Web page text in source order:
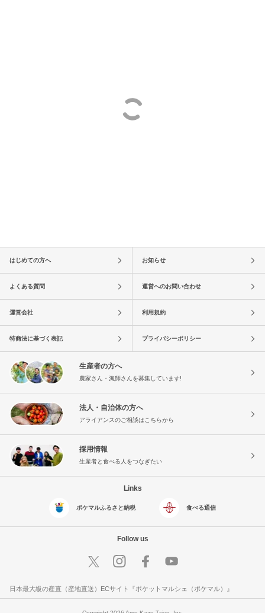
はじめての方へ お知らせ
よくある質問 運営へのお問い合わせ
運営会社 利用規約
特商法に基づく表記 プライバシーポリシー
生産者の方へ
農家さん・漁師さんを募集しています!
法人・自治体の方へ
アライアンスのご相談はこちらから
採用情報
生産者と食べる人をつなぎたい
Links
ポケマルふるさと納税 食べる通信
Follow us
日本最大級の産直（産地直送）ECサイト『ポケットマルシェ（ポケマル）』